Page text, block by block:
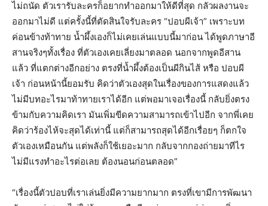
ไม่ถนัด ตัวเรารับละครก็อยากทำออกมาให้ดีที่สุด กลัวผลงานจะ
ออกมาไม่ดี แต่ครั้งนี้ที่ตัดสินใจรับละคร “ปอบผีเจ้า” เพราะบท
ค่อนข้างท้าทาย น้ำผึ้งเองก็ไม่เคยเล่นแบบนี้มาก่อน ได้พูดภาษาอี
สานจริงๆทั้งเรื่อง ที่ตัวเองเคยเลี่ยงมาตลอด นอกจากพูดอีสาน
แล้ว ที่แตกต่างอีกอย่าง ตรงที่น้ำผึ้งต้องเป็นผีกินไส้ หรือ ปอบผี
เจ้า ก่อนหน้านี้ยอมรับ คิดว่าตัวเองสุดในเรื่องของการแสดงแล้ว
ไม่มีบทอะไรมาท้าทายเราได้อีก แต่พอมาเจอเรื่องนี้ กลับยิ่งตรง
ข้ามกับความคิดเรา มันเพิ่มขีดความสามารถเข้าไปอีก จากพี่เคย
คิดว่าร้องไห้จะสุดได้เท่านี้ แต่ก็สามารถสุดได้อีกเรื่อยๆ ก็ตกใจ
ตัวเองเหมือนกัน แต่พลังก็ใช้เยอะมาก กลับจากกองถ่ายมาทีไร
ไม่มีแรงทำอะไรต่อเลย ต้องนอนก่อนตลอด”
“เรื่องนี้ตัวปอบที่เราเล่นยิ่งมีความยากมาก ตรงที่เขามีการพัฒนา